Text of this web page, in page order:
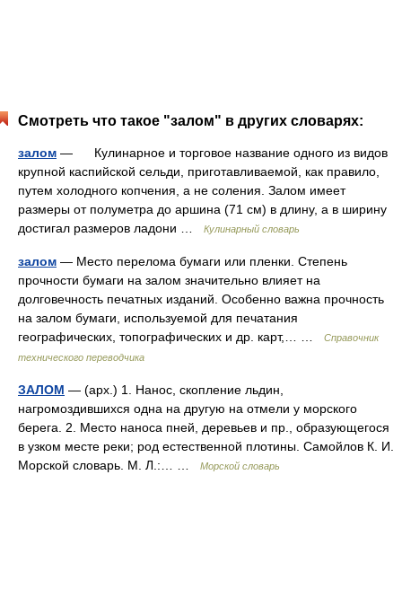
Смотреть что такое "залом" в других словарях:
залом — Кулинарное и торговое название одного из видов
крупной каспийской сельди, приготавливаемой, как правило,
путем холодного копчения, а не соления. Залом имеет
размеры от полуметра до аршина (71 см) в длину, а в ширину
достигал размеров ладони …
Кулинарный словарь
залом — Место перелома бумаги или пленки. Степень
прочности бумаги на залом значительно влияет на
долговечность печатных изданий. Особенно важна прочность
на залом бумаги, используемой для печатания
географических, топографических и др. карт,… …
Справочник
технического переводчика
ЗАЛОМ — (арх.) 1. Нанос, скопление льдин,
нагромоздившихся одна на другую на отмели у морского
берега. 2. Место наноса пней, деревьев и пр., образующегося
в узком месте реки; род естественной плотины. Самойлов К. И.
Морской словарь. М. Л.:… …
Морской словарь